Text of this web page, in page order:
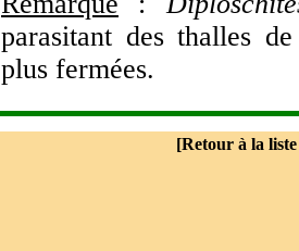
parasitant des thalles
plus fermées.
[Retour à la liste